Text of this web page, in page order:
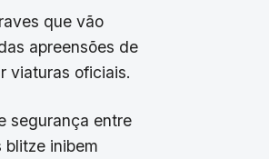
que vão
apreensões de
viaturas oficiais.
segurança entre
inibem